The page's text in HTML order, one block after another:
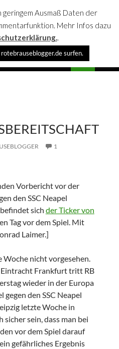
1
Vorbericht vor der
den SSC Neapel
sich der Ticker von
Tag vor dem Spiel. Mit
Laimer.]
Woche nicht vorgesehen.
Eintracht Frankfurt tritt RB
wieder in der Europa
gegen den SSC Neapel
letzte Woche in
sicher sein, dass man bei
vor dem Spiel darauf
gefährliches Ergebnis
Ausmaß Daten der
Mehr Infos dazu
.
surfen.